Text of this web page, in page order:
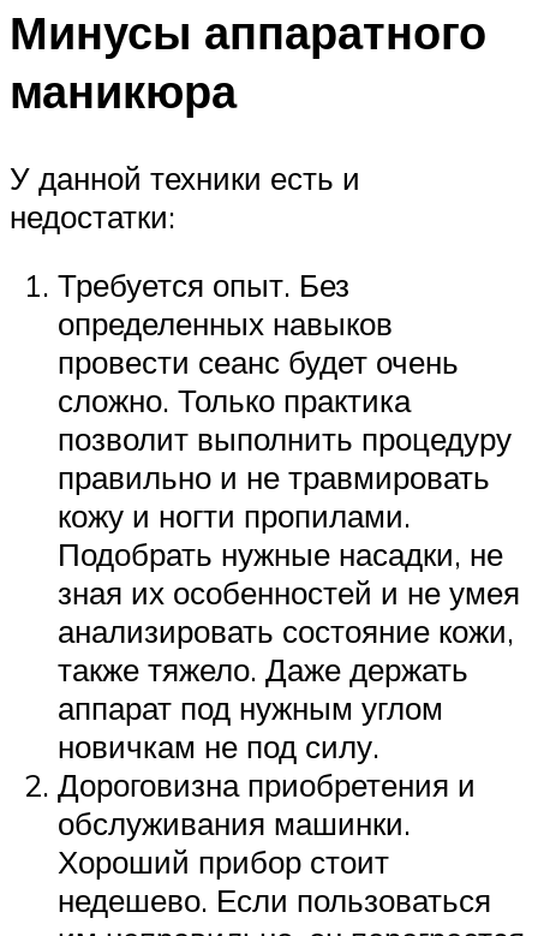
Минусы аппаратного
маникюра
У данной техники есть и
недостатки:
Требуется опыт. Без
определенных навыков
провести сеанс будет очень
сложно. Только практика
позволит выполнить процедуру
правильно и не травмировать
кожу и ногти пропилами.
Подобрать нужные насадки, не
зная их особенностей и не умея
анализировать состояние кожи,
также тяжело. Даже держать
аппарат под нужным углом
новичкам не под силу.
Дороговизна приобретения и
обслуживания машинки.
Хороший прибор стоит
недешево. Если пользоваться